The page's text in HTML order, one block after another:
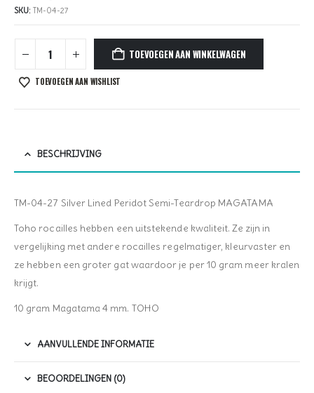
SKU: TM-04-27
TOEVOEGEN AAN WINKELWAGEN
TOEVOEGEN AAN WISHLIST
BESCHRIJVING
TM-04-27 Silver Lined Peridot Semi-Teardrop MAGATAMA
Toho rocailles hebben een uitstekende kwaliteit. Ze zijn in
vergelijking met andere rocailles regelmatiger, kleurvaster en
ze hebben een groter gat waardoor je per 10 gram meer kralen
krijgt.
10 gram Magatama 4 mm. TOHO
AANVULLENDE INFORMATIE
BEOORDELINGEN (0)